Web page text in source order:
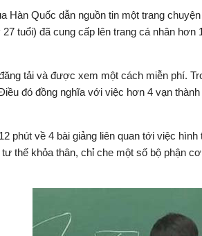
Hàn Quốc dẫn nguồn tin một trang
tuổi) đã cung cấp lên trang cá nhân hơn
tải và được xem một cách miễn phí.
đó đồng nghĩa với việc hơn 4 vạn
phút về 4 bài giảng liên quan tới việc
tư thế khỏa thân, chỉ che một số bộ phận